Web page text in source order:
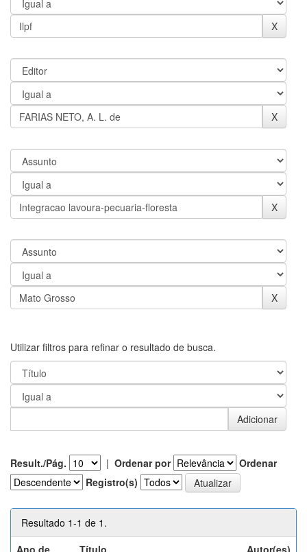
Utilizar filtros para refinar o resultado de busca.
Result./Pág. | Ordenar por
Ordenar
Registro(s)
Resultado 1-1 de 1.
Ano de
Título Autor(es)